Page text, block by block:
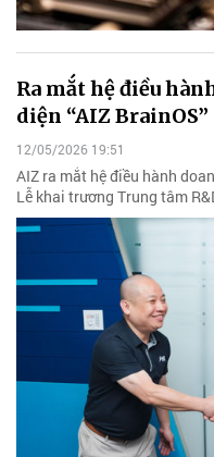
Ra mắt hệ điều
diện “AIZ BrainOS”
12/05/2026 19:51
AIZ ra mắt hệ điều hành
Lễ khai trương Trung tâm